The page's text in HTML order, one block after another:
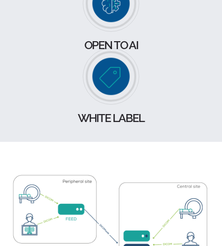
OPEN TO AI
WHITE LABEL